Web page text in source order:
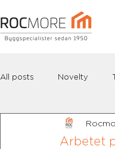
All posts Novelty
Arbetet